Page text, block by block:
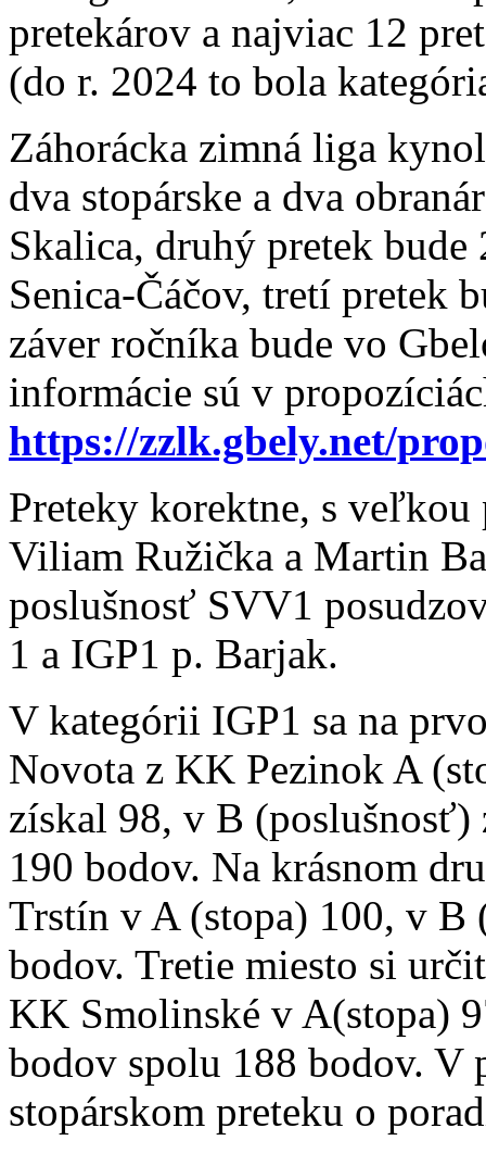
pretekárov a najviac 12
(do r. 2024 to bola
Záhorácka zimná liga
dva stopárske a dva
Skalica, druhý pretek
Senica-Čáčov, tretí pretek
záver ročníka bude vo
informácie sú v
https://zzlk.gbely.net/
Preteky korektne, s
Viliam Ružička a Martin
poslušnosť SVV1
1 a IGP1 p. Barjak.
V kategórii IGP1 sa na
Novota z KK Pezinok A
získal 98, v B (poslušnosť)
190 bodov. Na krásnom
Trstín v A (stopa) 100, v B
bodov. Tretie miesto si
KK Smolinské v A(stopa)
bodov spolu 188 bodov. V
stopárskom preteku o